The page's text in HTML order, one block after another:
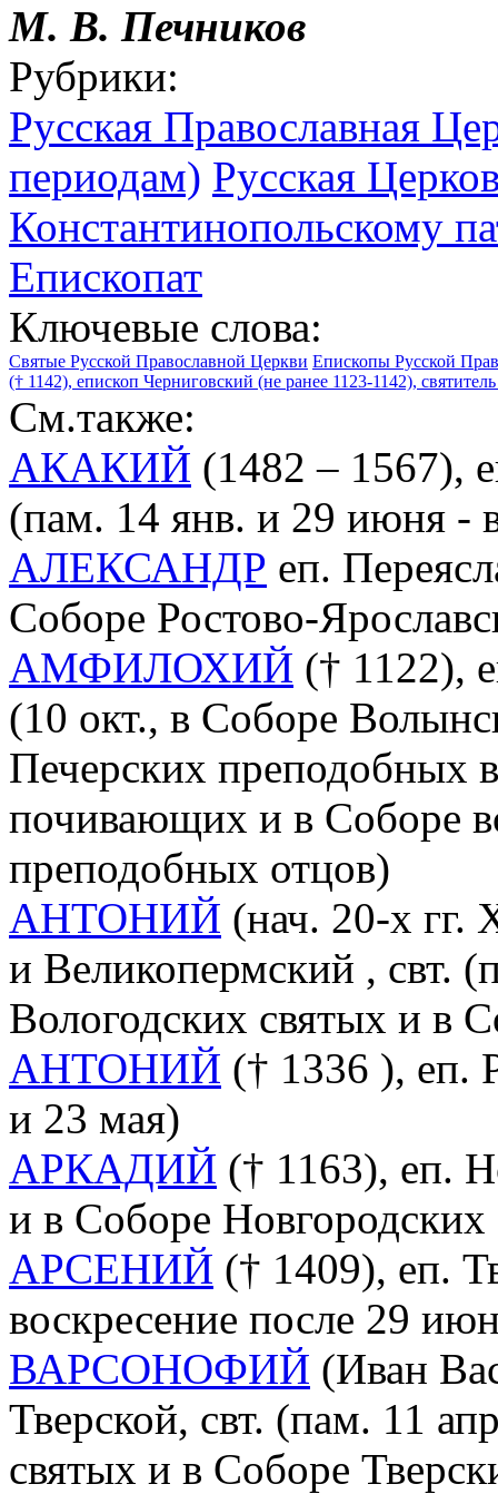
М. В. Печников
Рубрики:
Русская Православная
периодам) Русская
Константинопольскому
Епископат
Ключевые слова:
Святые Русской Православной Церкви Епископы Русской
(† 1142), епископ Черниговский (не ранее 1123-1142),
См.также:
АКАКИЙ (1482 – 1567),
(пам. 14 янв. и 29 июня -
АЛЕКСАНДР еп.
Соборе Ростово-
АМФИЛОХИЙ († 1122),
(10 окт., в Соборе
Печерских преподобных
почивающих и в Соборе
преподобных отцов)
АНТОНИЙ (нач. 20-х гг.
и Великопермский , свт.
Вологодских святых и в
АНТОНИЙ († 1336 ), еп.
и 23 мая)
АРКАДИЙ († 1163), еп.
и в Соборе Новгородских
АРСЕНИЙ († 1409), еп.
воскресение после 29
ВАРСОНОФИЙ (Иван
Тверской, свт. (пам. 11
святых и в Соборе